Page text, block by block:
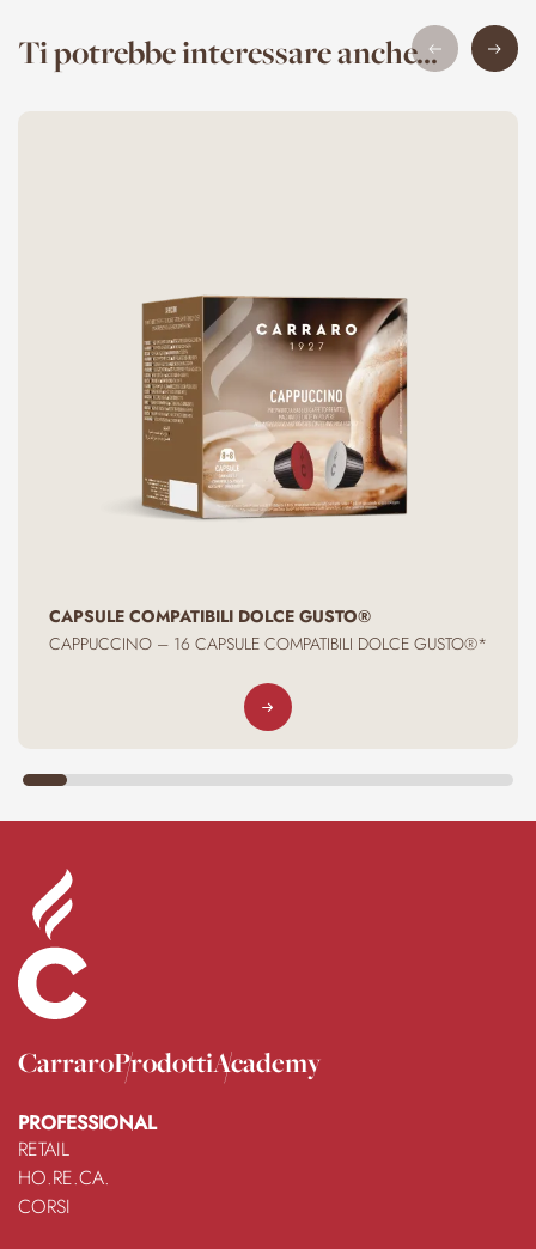
semplici e naturali sanno infondere. Ogni capsula è una
piccola meraviglia che racchiude in sé l'aroma della Terra, un
invito a riscoprire i sapori veri, senza compromessi.
Le 16 capsule compatibili con il sistema Dolce Gusto®*
rendono l'esperienza ancora più accessibile e piacevole,
permettendoti di preparare in pochi istanti una tazza perfetta di
Orzo Bio. Un gesto semplice per godere di una bevanda sana,
biologica e dal gusto inconfondibile, che porta direttamente
nella tua tazza tutta la forza e la purezza della natura.
Ti potrebbe interessare anche...
CAPSULE COMPATIBILI DOLCE GUSTO®
CAPPUCCINO – 16 CAPSULE COMPATIBILI DOLCE GUSTO®*
CarraroProdottiAcademy
PROFESSIONAL
RETAIL
HO.RE.CA.
CORSI